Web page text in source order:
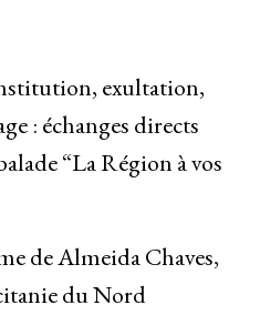
exultation,
: échanges directs
“La Région à vos
de Almeida Chaves,
du Nord